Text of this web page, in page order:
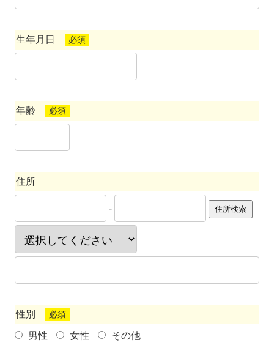
生年月日 必須
年齢 必須
住所
- 住所検索
性別 必須
男性 女性 その他